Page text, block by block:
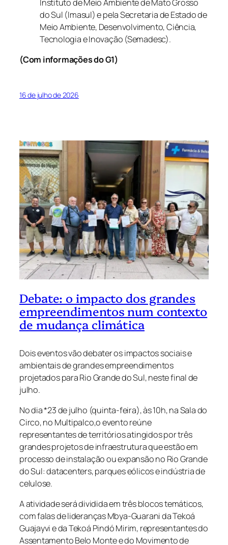
Instituto de Meio Ambiente de Mato Grosso
do Sul (Imasul) e pela Secretaria de Estado de
Meio Ambiente, Desenvolvimento, Ciência,
Tecnologia e Inovação (Semadesc).
(Com informações do G1)
16 de julho de 2026
Debate: o impacto dos grandes
empreendimentos num contexto
de mudança climática
Dois eventos vão debater os impactos sociais e
ambientais de grandes empreendimentos
projetados para Rio Grande do Sul, neste final de
julho.
No dia *23 de julho (quinta-feira), às 10h, na Sala do
Circo, no Multipalco,o evento reúne
representantes de territórios atingidos por três
grandes projetos de infraestrutura que estão em
processo de instalação ou expansão no Rio Grande
do Sul: datacenters, parques eólicos e indústria de
celulose.
A atividade será dividida em três blocos temáticos,
com falas de lideranças Mbya-Guarani da Tekoá
Guajayvi e da Tekoá Pindó Mirim, representantes do
Assentamento Belo Monte e do Movimento de